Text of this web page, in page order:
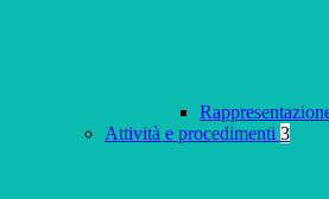
Attività e procedimenti 3